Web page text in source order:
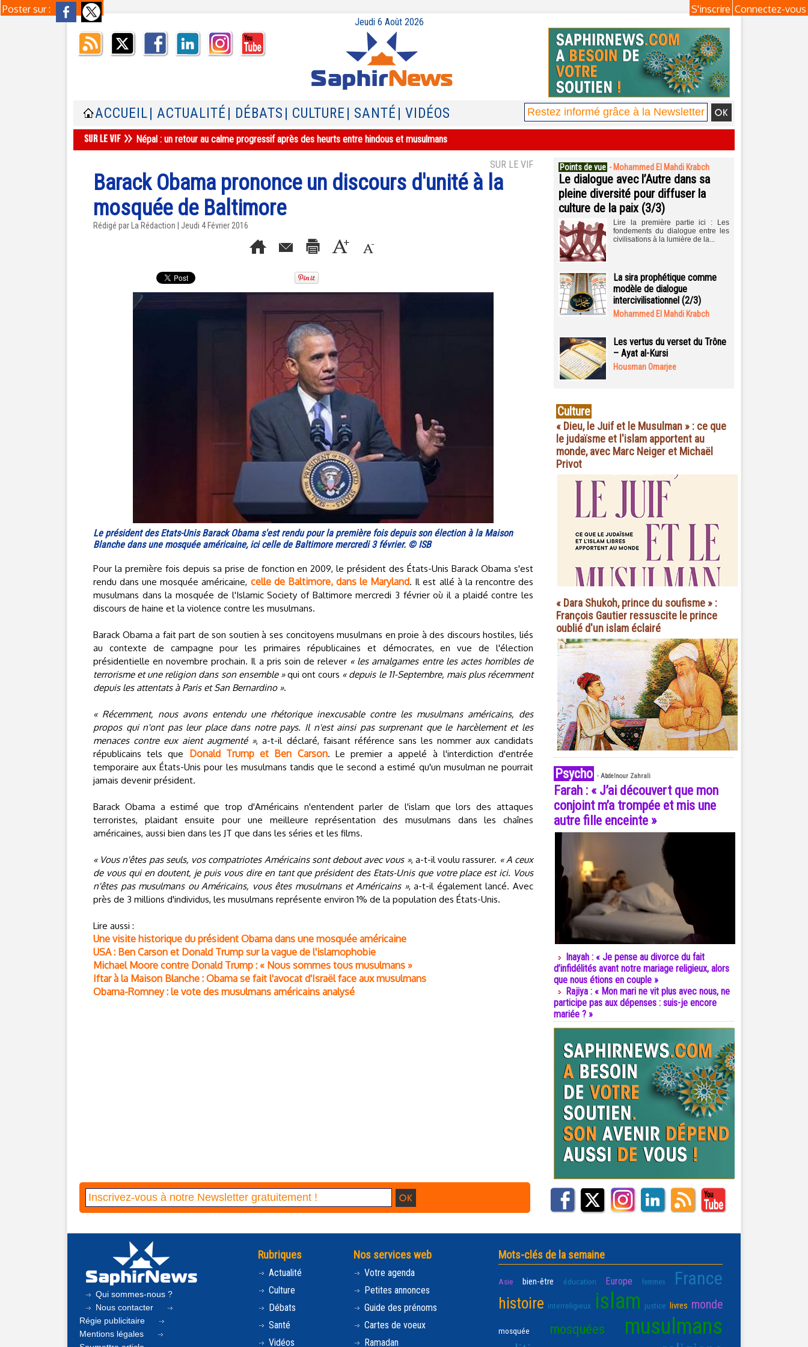
Poster sur : Connectez-vous
S'inscrire
Jeudi 6 Août 2026
ACCUEIL | ACTUALITÉ | DÉBATS | CULTURE | SANTÉ | VIDÉOS
Népal : un retour au calme progressif après des heurts entre hindous et musulmans
SUR LE VIF
Barack Obama prononce un discours d'unité à la
mosquée de Baltimore
Rédigé par La Rédaction | Jeudi 4 Février 2016
Le président des Etats-Unis Barack Obama s'est rendu pour la première fois depuis son élection à la Maison
Blanche dans une mosquée américaine, ici celle de Baltimore mercredi 3 février. © ISB
Pour la première fois depuis sa prise de fonction en 2009, le président des États-Unis Barack Obama s'est
rendu dans une mosquée américaine, celle de Baltimore, dans le Maryland. Il est allé à la rencontre des
musulmans dans la mosquée de l'Islamic Society of Baltimore mercredi 3 février où il a plaidé contre les
discours de haine et la violence contre les musulmans.
Barack Obama a fait part de son soutien à ses concitoyens musulmans en proie à des discours hostiles, liés
au contexte de campagne pour les primaires républicaines et démocrates, en vue de l'élection
présidentielle en novembre prochain. Il a pris soin de relever « les amalgames entre les actes horribles de
terrorisme et une religion dans son ensemble »qui ont cours « depuis le 11-Septembre, mais plus récemment
depuis les attentats à Paris et San Bernardino ».
« Récemment, nous avons entendu une rhétorique inexcusable contre les musulmans américains, des
propos qui n'ont pas leur place dans notre pays. Il n'est ainsi pas surprenant que le harcèlement et les
menaces contre eux aient augmenté », a-t-il déclaré, faisant référence sans les nommer aux candidats
républicains tels que Donald Trump et Ben Carson. Le premier a appelé à l'interdiction d'entrée
temporaire aux États-Unis pour les musulmans tandis que le second a estimé qu'un musulman ne pourrait
jamais devenir président.
Barack Obama a estimé que trop d'Américains n'entendent parler de l'islam que lors des attaques
terroristes, plaidant ensuite pour une meilleure représentation des musulmans dans les chaînes
américaines, aussi bien dans les JT que dans les séries et les films.
« Vous n'êtes pas seuls, vos compatriotes Américains sont debout avec vous », a-t-il voulu rassurer. « A ceux
de vous qui en doutent, je puis vous dire en tant que président des Etats-Unis que votre place est ici. Vous
n'êtes pas musulmans ou Américains, vous êtes musulmans et Américains », a-t-il également lancé. Avec
près de 3 millions d'individus, les musulmans représente environ 1% de la population des États-Unis.
Lire aussi :
Une visite historique du président Obama dans une mosquée américaine
USA : Ben Carson et Donald Trump sur la vague de l'islamophobie
Michael Moore contre Donald Trump : « Nous sommes tous musulmans »
Iftar à la Maison Blanche : Obama se fait l'avocat d'Israël face aux musulmans
Obama-Romney : le vote des musulmans américains analysé
Points de vue - Mohammed El Mahdi Krabch
Le dialogue avec l’Autre dans sa
pleine diversité pour diffuser la
culture de la paix (3/3)
Lire la première partie ici : Les
fondements du dialogue entre les
civilisations à la lumière de la...
La sira prophétique comme
modèle de dialogue
intercivilisationnel (2/3)
Mohammed El Mahdi Krabch
Les vertus du verset du Trône
– Ayat al-Kursi
Housman Omarjee
Culture
« Dieu, le Juif et le Musulman » : ce que
le judaïsme et l'islam apportent au
monde, avec Marc Neiger et Michaël
Privot
« Dara Shukoh, prince du soufisme » :
François Gautier ressuscite le prince
oublié d'un islam éclairé
Psycho - Abdelnour Zahrali
Farah : « J’ai découvert que mon
conjoint m’a trompée et mis une
autre fille enceinte »
Inayah : « Je pense au divorce du fait
d’infidélités avant notre mariage religieux, alors
que nous étions en couple »
Rajiya : « Mon mari ne vit plus avec nous, ne
participe pas aux dépenses : suis-je encore
mariée ? »
Qui sommes-nous ?
Nous contacter
Régie publicitaire
Mentions légales
Rubriques
Actualité
Culture
Débats
Santé
Vidéos
Nos services web
Votre agenda
Petites annonces
Guide des prénoms
Cartes de voeux
Ramadan
Mots-clés de la semaine
Asie bien-être éducation Europe femmes France
histoire interreligieux islam justice livres monde
mosquée mosquées musulmans